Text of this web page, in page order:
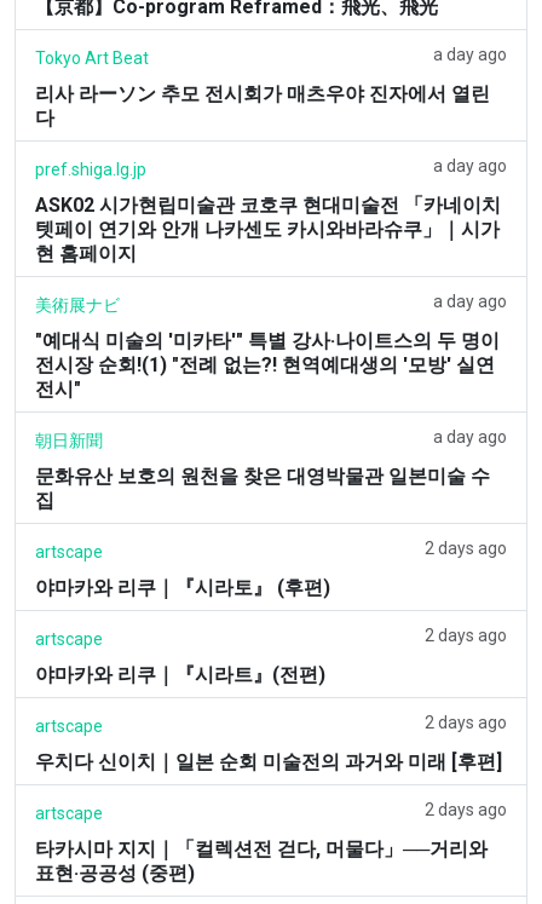
【京都】Co-program Reframed：飛光、飛光
Tokyo Art Beat a day ago
리사 라ーソン 추모 전시회가 매츠우야 진자에서 열린
다
pref.shiga.lg.jp a day ago
ASK02 시가현립미술관 코호쿠 현대미술전 「카네이치
텟페이 연기와 안개 나카센도 카시와바라슈쿠」｜시가
현 홈페이지
美術展ナビ a day ago
"예대식 미술의 '미카타'" 특별 강사·나이트스의 두 명이
전시장 순회!(1) "전례 없는?! 현역예대생의 '모방' 실연
전시"
朝日新聞 a day ago
문화유산 보호의 원천을 찾은 대영박물관 일본미술 수
집
artscape 2 days ago
야마카와 리쿠｜『시라토』 (후편)
artscape 2 days ago
야마카와 리쿠｜『시라트』(전편)
artscape 2 days ago
우치다 신이치｜일본 순회 미술전의 과거와 미래 [후편]
artscape 2 days ago
타카시마 지지｜「컬렉션전 걷다, 머물다」──거리와
표현·공공성 (중편)